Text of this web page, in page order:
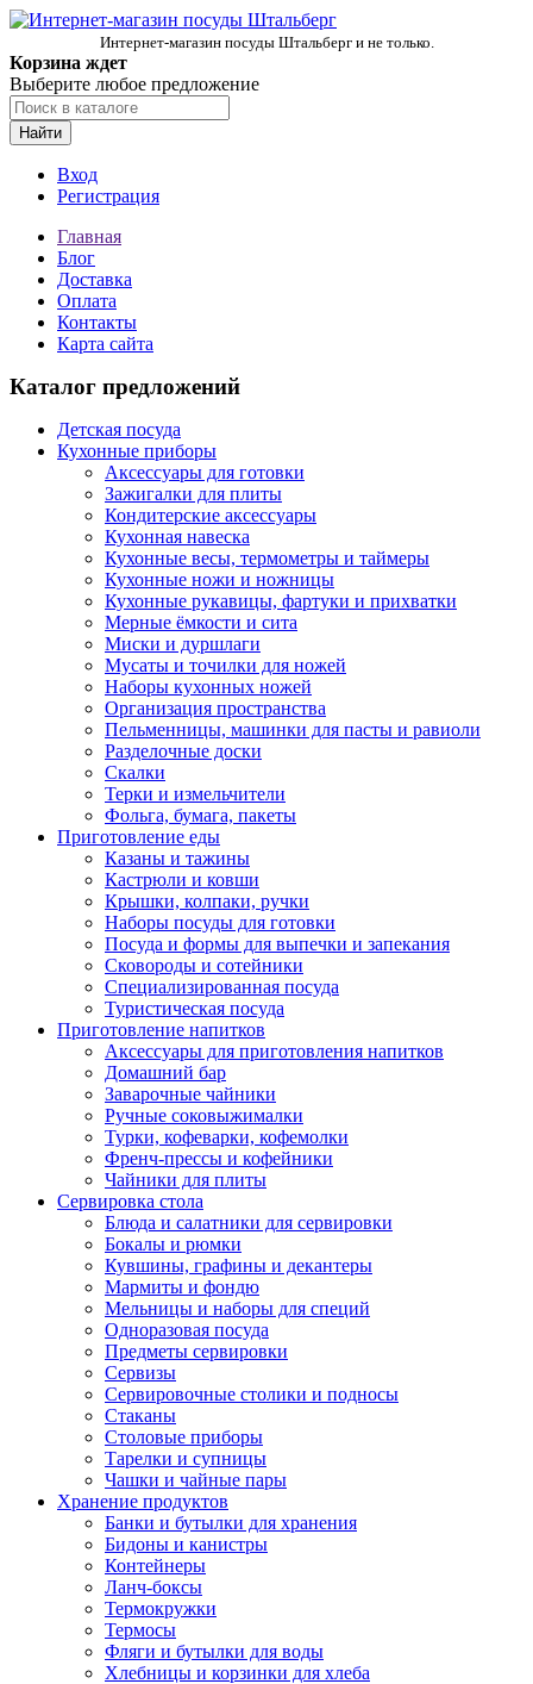
Интернет-магазин посуды Штальберг и не только.
Корзина ждет
Выберите любое предложение
Найти
Вход
Регистрация
Главная
Блог
Доставка
Оплата
Контакты
Карта сайта
Каталог предложений
Детская посуда
Кухонные приборы
Аксессуары для готовки
Зажигалки для плиты
Кондитерские аксессуары
Кухонная навеска
Кухонные весы, термометры и таймеры
Кухонные ножи и ножницы
Кухонные рукавицы, фартуки и прихватки
Мерные ёмкости и сита
Миски и дуршлаги
Мусаты и точилки для ножей
Наборы кухонных ножей
Организация пространства
Пельменницы, машинки для пасты и равиоли
Разделочные доски
Скалки
Терки и измельчители
Фольга, бумага, пакеты
Приготовление еды
Казаны и тажины
Кастрюли и ковши
Крышки, колпаки, ручки
Наборы посуды для готовки
Посуда и формы для выпечки и запекания
Сковороды и сотейники
Специализированная посуда
Туристическая посуда
Приготовление напитков
Аксессуары для приготовления напитков
Домашний бар
Заварочные чайники
Ручные соковыжималки
Турки, кофеварки, кофемолки
Френч-прессы и кофейники
Чайники для плиты
Сервировка стола
Блюда и салатники для сервировки
Бокалы и рюмки
Кувшины, графины и декантеры
Мармиты и фондю
Мельницы и наборы для специй
Одноразовая посуда
Предметы сервировки
Сервизы
Сервировочные столики и подносы
Стаканы
Столовые приборы
Тарелки и супницы
Чашки и чайные пары
Хранение продуктов
Банки и бутылки для хранения
Бидоны и канистры
Контейнеры
Ланч-боксы
Термокружки
Термосы
Фляги и бутылки для воды
Хлебницы и корзинки для хлеба